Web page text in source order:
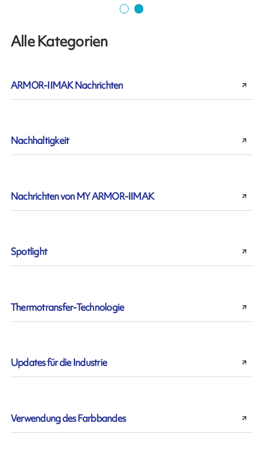
Alle Kategorien
ARMOR-IIMAK Nachrichten
Nachhaltigkeit
Nachrichten von MY ARMOR-IIMAK
Spotlight
Thermotransfer-Technologie
Updates für die Industrie
Verwendung des Farbbandes